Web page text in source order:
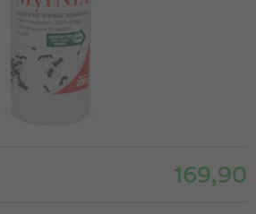
169,90